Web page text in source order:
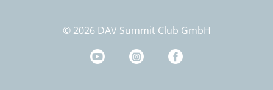
© 2026 DAV Summit Club GmbH